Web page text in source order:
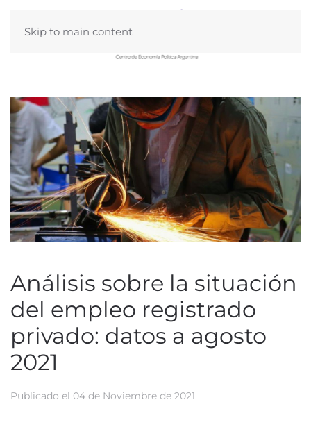
Skip to main content
Análisis sobre la situación
del empleo registrado
privado: datos a agosto
2021
Publicado el 04 de Noviembre de 2021